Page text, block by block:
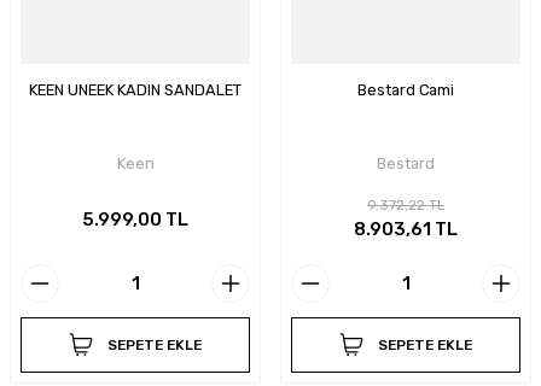
KEEN UNEEK KADIN SANDALET
Keen
5.999,00 TL
SEPETE EKLE
Bestard Cami
Bestard
9.372,22 TL
8.903,61 TL
SEPETE EKLE